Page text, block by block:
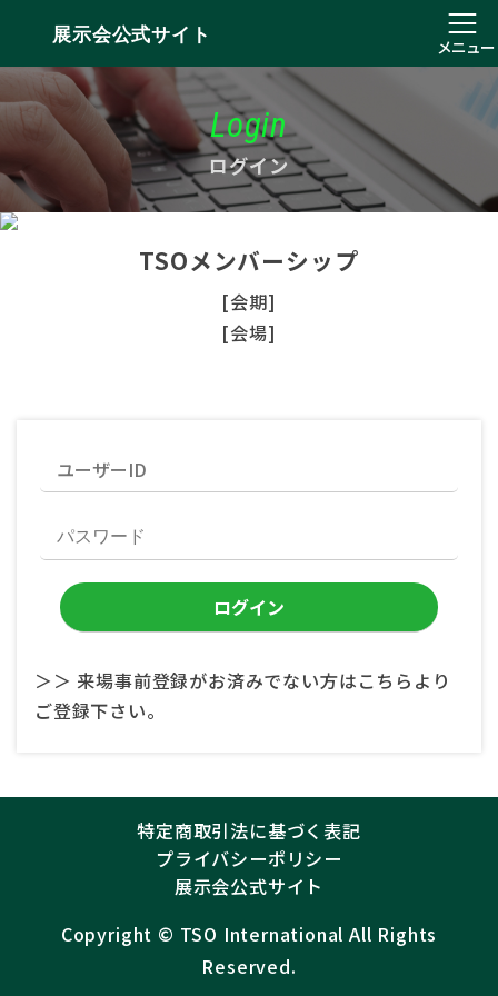
展示会公式サイト
メニュー
Login
ログイン
TSOメンバーシップ
[会期]
[会場]
＞＞ 来場事前登録がお済みでない方はこちらより
ご登録下さい。
特定商取引法に基づく表記
プライバシーポリシー
展示会公式サイト
Copyright ©︎ TSO International All Rights
Reserved.